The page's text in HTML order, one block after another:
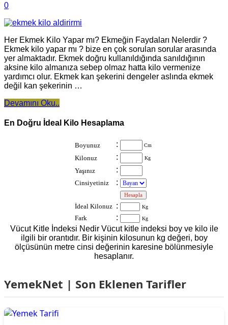
0
Her Ekmek Kilo Yapar mı? Ekmeğin Faydaları Nelerdir ?
Ekmek kilo yapar mı ? bize en çok sorulan sorular arasında
yer almaktadır. Ekmek doğru kullanıldığında sanıldığının
aksine kilo almanıza sebep olmaz hatta kilo vermenize
yardımcı olur. Ekmek kan şekerini dengeler aslında ekmek
değil kan şekerinin …
Devamını Oku..
En Doğru İdeal Kilo Hesaplama
Boyunuz : Cm
Kilonuz : Kg
Yaşınız :
Cinsiyetiniz
:
İdeal Kilonuz : Kg
Fark : Kg
Vücut Kitle İndeksi Nedir Vücut kitle indeksi boy ve kilo ile
ilgili bir orantıdır. Bir kişinin kilosunun kg değeri, boy
ölçüsünün metre cinsi değerinin karesine bölünmesiyle
hesaplanır.
YemekNet | Son Eklenen Tarifler